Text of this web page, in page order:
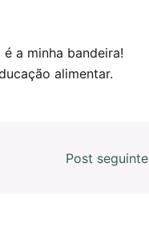
é a minha bandeira!
alimentar.
Post seguinte